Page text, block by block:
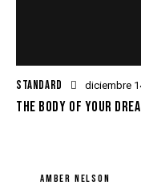
STANDARD diciembre
THE BODY OF YOUR
AMBER NELSON